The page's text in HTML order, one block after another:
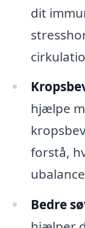
dit
hjælpe
forstå,
Bedre